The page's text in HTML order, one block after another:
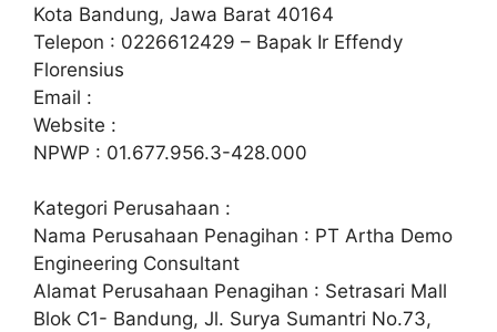
Kota Bandung, Jawa Barat 40164
Telepon : 0226612429 – Bapak Ir Effendy
Florensius
Email :
Website :
NPWP : 01.677.956.3-428.000
Kategori Perusahaan :
Nama Perusahaan Penagihan : PT Artha Demo
Engineering Consultant
Alamat Perusahaan Penagihan : Setrasari Mall
Blok C1- Bandung, Jl. Surya Sumantri No.73,